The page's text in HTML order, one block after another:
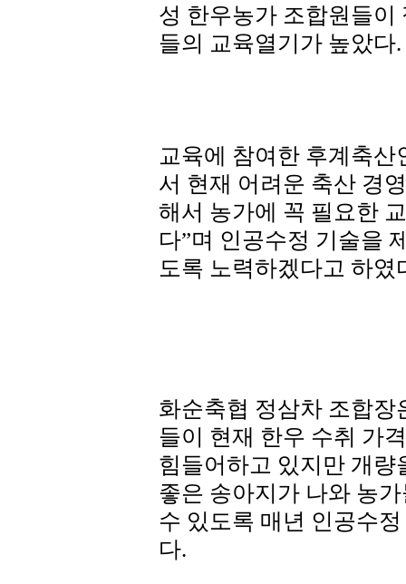
성 한우농가 조합원들이
들의 교육열기가 높았다.
교육에 참여한 후계축
서 현재 어려운 축산 경
해서 농가에 꼭 필요한
다”며 인공수정 기술을
도록 노력하겠다고 하였
화순축협 정삼차 조합장
들이 현재 한우 수취 가
힘들어하고 있지만 개량
좋은 송아지가 나와 농
수 있도록 매년 인공수
다.